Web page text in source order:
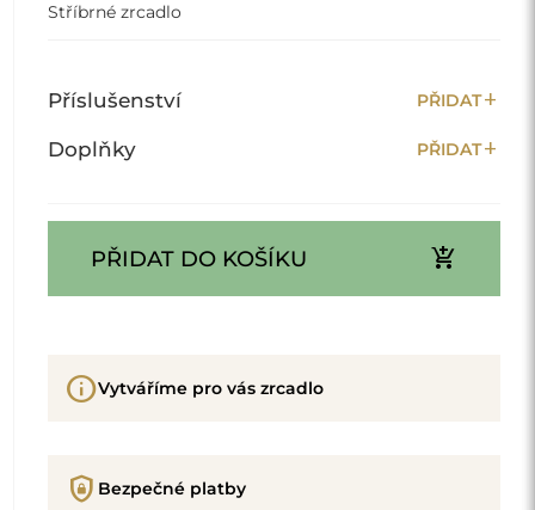
Stříbrné zrcadlo
Příslušenství PŘIDATadd
Doplňky PŘIDATadd
PŘIDAT DO KOŠÍKU add_shopping_cart
infoVytváříme pro vás zrcadlo
shield_lock Bezpečné platby